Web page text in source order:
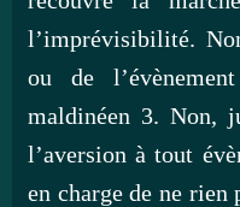
l’imprévisibilité.
ou de
maldinéen 3. Non,
l’aversion à tout
en charge de ne